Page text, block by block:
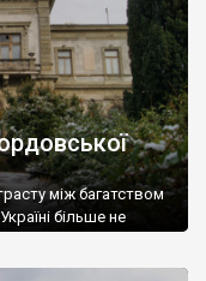
між багатством
більше не